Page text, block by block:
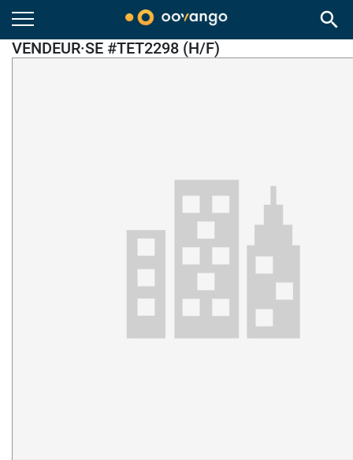
search
VENDEUR·SE #TET2298 (H/F)